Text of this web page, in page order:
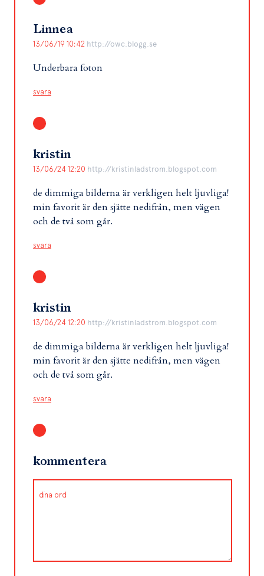
Linnea
13/06/19 10:42 http://owc.blogg.se
Underbara foton
svara
kristin
13/06/24 12:20 http://kristinladstrom.blogspot.com
de dimmiga bilderna är verkligen helt ljuvliga!
min favorit är den sjätte nedifrån, men vägen
och de två som går.
svara
kristin
13/06/24 12:20 http://kristinladstrom.blogspot.com
de dimmiga bilderna är verkligen helt ljuvliga!
min favorit är den sjätte nedifrån, men vägen
och de två som går.
svara
kommentera